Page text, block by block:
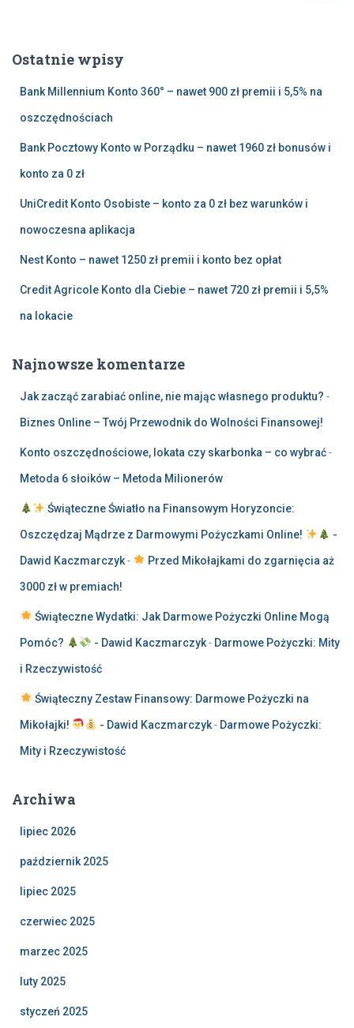
jOstatnie wpisy
Bank Millennium Konto 360° – nawet 900 zł premii i 5,5% na
oszczędnościach
Bank Pocztowy Konto w Porządku – nawet 1960 zł bonusów i
konto za 0 zł
UniCredit Konto Osobiste – konto za 0 zł bez warunków i
nowoczesna aplikacja
Nest Konto – nawet 1250 zł premii i konto bez opłat
Credit Agricole Konto dla Ciebie – nawet 720 zł premii i 5,5%
na lokacie
Najnowsze komentarze
Jak zacząć zarabiać online, nie mając własnego produktu? -
Biznes Online – Twój Przewodnik do Wolności Finansowej!
Konto oszczędnościowe, lokata czy skarbonka – co wybrać-
Metoda 6 słoików – Metoda Milionerów
Świąteczne Światło na Finansowym Horyzoncie:
Oszczędzaj Mądrze z Darmowymi Pożyczkami Online! -
Dawid Kaczmarczyk- Przed Mikołajkami do zgarnięcia aż
3000 zł w premiach!
Świąteczne Wydatki: Jak Darmowe Pożyczki Online Mogą
Pomóc? - Dawid Kaczmarczyk- Darmowe Pożyczki: Mity
i Rzeczywistość
Świąteczny Zestaw Finansowy: Darmowe Pożyczki na
Mikołajki! - Dawid Kaczmarczyk- Darmowe Pożyczki:
Mity i Rzeczywistość
Archiwa
lipiec 2026
październik 2025
lipiec 2025
czerwiec 2025
marzec 2025
luty 2025
styczeń 2025